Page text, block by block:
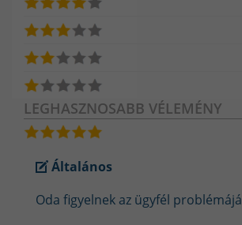
LEGHASZNOSABB VÉLEMÉNY
Általános
Oda figyelnek az ügyfél